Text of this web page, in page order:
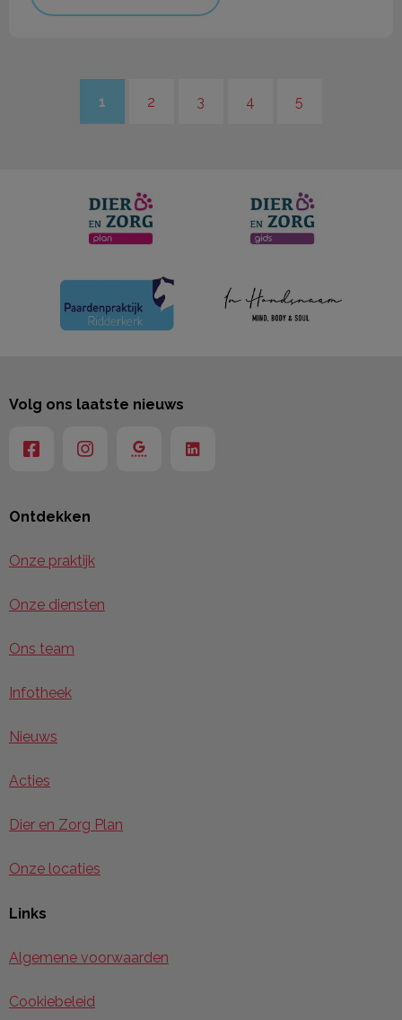
1 2 3 4 5
Ontdekken
Onze praktijk
Onze diensten
Ons team
Infotheek
Nieuws
Acties
Dier en Zorg Plan
Onze locaties
Links
Algemene voorwaarden
Cookiebeleid
Volg ons laatste nieuws